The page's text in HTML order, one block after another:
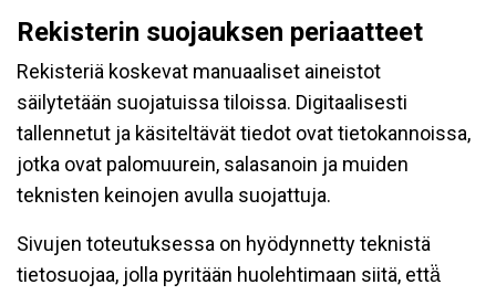
Rekisterin suojauksen periaatteet
Rekisteriä koskevat manuaaliset aineistot
säilytetään suojatuissa tiloissa. Digitaalisesti
tallennetut ja käsiteltävät tiedot ovat tietokannoissa,
jotka ovat palomuurein, salasanoin ja muiden
teknisten keinojen avulla suojattuja.
Sivujen toteutuksessa on hyödynnetty teknistä
tietosuojaa, jolla pyritään huolehtimaan siitä, että̈